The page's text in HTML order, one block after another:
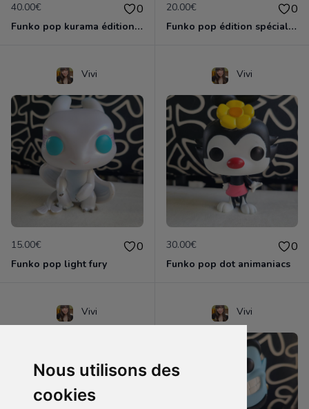
Nous utilisons des
cookies
40.00€ 0
Funko pop kurama édition spéciale
20.00€ 0
Funko pop édition spéciale kakashi
Vivi
15.00€ 0
Funko pop light fury
Vivi
30.00€ 0
Funko pop dot animaniacs
Vivi Vivi